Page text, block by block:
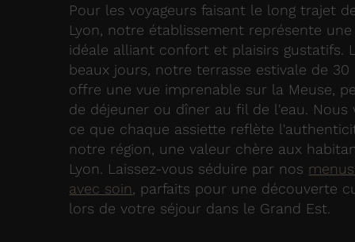
Pour les voyageurs faisant le long trajet
Lyon, notre établissement représente une
idéale alliant confort et plaisirs gustatifs.
beaux jours, notre terrasse estivale de 30
offre une vue imprenable sur la Meuse,
de déjeuner ou dîner au fil de l'eau. Nous
ce que chaque assiette reflète
notre région, une valeur chère aux
Lyon. Laissez-vous séduire par nos
avec soin
, parfaits pour une découverte
lors de votre séjour dans le Grand Est.